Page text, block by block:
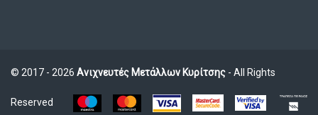
© 2017 - 2026 Ανιχνευτές Μετάλλων Κυρίτσης - All Rights
Reserved